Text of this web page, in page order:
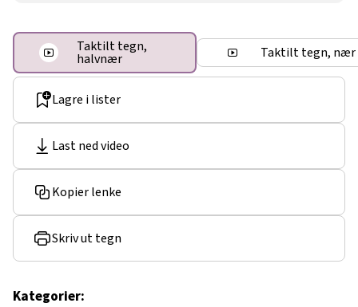
Lagre i lister
Last ned video
Kopier lenke
Skriv ut tegn
Kategorier:
Taktilt tegn,
halvnær Taktilt tegn, nær